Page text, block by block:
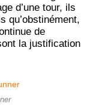
d’une tour, ils
qu’obstinément,
de
la justification